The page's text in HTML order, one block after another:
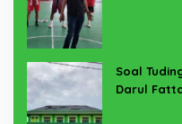
Soal
Darul